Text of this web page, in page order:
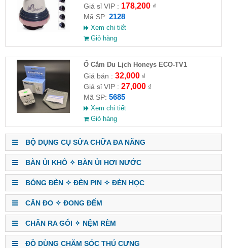
Giá sỉ VIP : 178,200₫
Mã SP: 2128
Xem chi tiết
Giỏ hàng
Ổ Cắm Du Lịch Honeys ECO-TV1
Giá bán : 32,000₫
Giá sỉ VIP : 27,000₫
Mã SP: 5685
Xem chi tiết
Giỏ hàng
BỘ DỤNG CỤ SỬA CHỮA ĐA NĂNG
BÀN ỦI KHÔ ✧ BÀN ỦI HƠI NƯỚC
BÓNG ĐÈN ✧ ĐÈN PIN ✧ ĐÈN HỌC
CÂN ĐO ✧ ĐONG ĐẾM
CHĂN RA GỐI ✧ NỆM RÈM
ĐỒ DÙNG CHĂM SÓC THÚ CƯNG